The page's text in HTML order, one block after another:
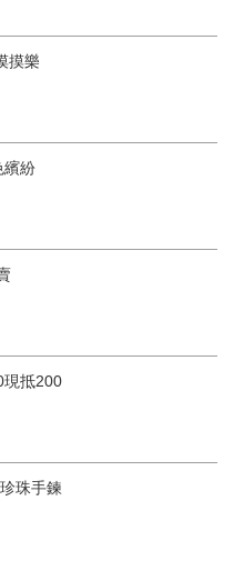
摸樂
繽紛
現抵200
珠手鍊